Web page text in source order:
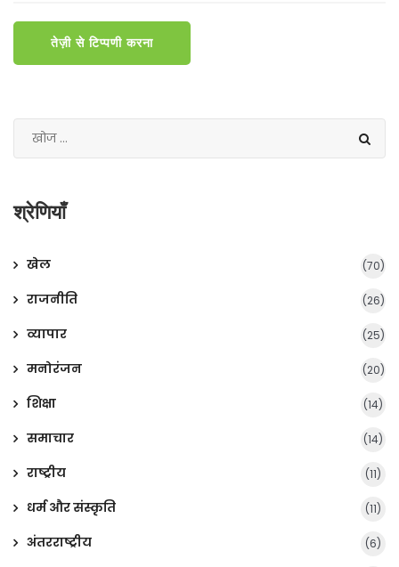
तेज़ी से टिप्पणी करना
श्रेणियाँ
खेल (70)
राजनीति (26)
व्यापार (25)
मनोरंजन (20)
शिक्षा (14)
समाचार (14)
राष्ट्रीय (11)
धर्म और संस्कृति (11)
अंतरराष्ट्रीय (6)